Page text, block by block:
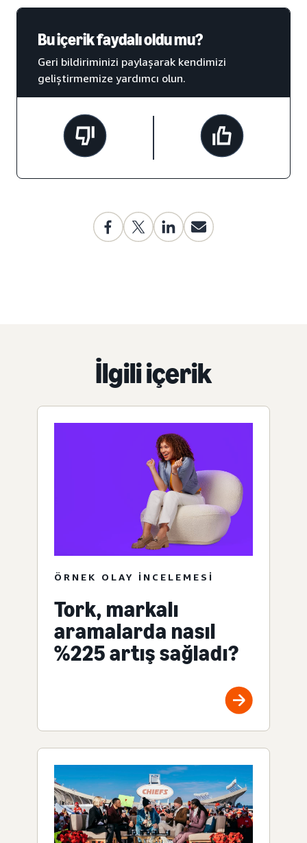
Bu içerik faydalı oldu mu?
Geri bildiriminizi paylaşarak kendimizi
geliştirmemize yardımcı olun.
İlgili içerik
ÖRNEK OLAY INCELEMESI
Tork, markalı
aramalarda nasıl
%225 artış sağladı?